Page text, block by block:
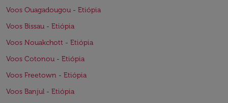
Voos Ouagadougou - Etiópia
Voos Bissau - Etiópia
Voos Nouakchott - Etiópia
Voos Cotonou - Etiópia
Voos Freetown - Etiópia
Voos Banjul - Etiópia